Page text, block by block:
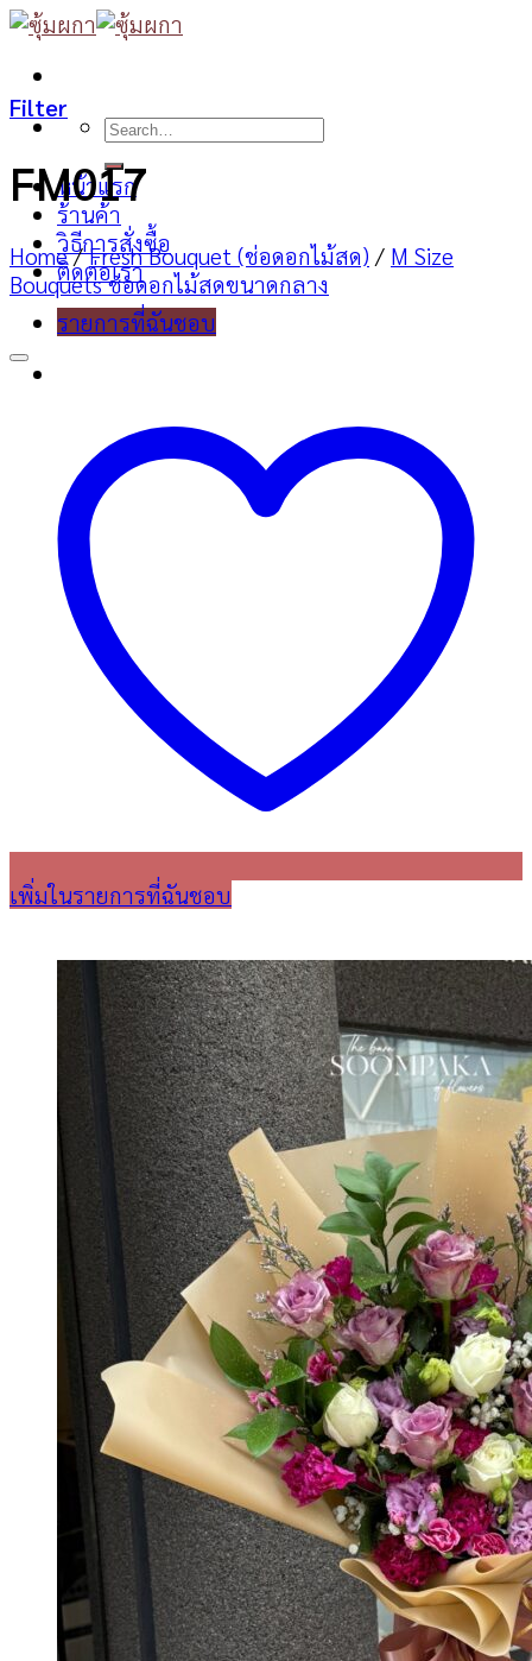
Skip
content
Search
หน้าแรก
ร้านค้า
วิธีการสั่งซื้อ
ติดต่อเรา
รายการที่ฉันชอบ
Filter
FM017
Home / Fresh Bouquet (ช่อดอกไม้สด) / M Size
Bouquets ช่อดอกไม้สดขนาดกลาง
เพิ่มในรายการที่ฉันชอบ